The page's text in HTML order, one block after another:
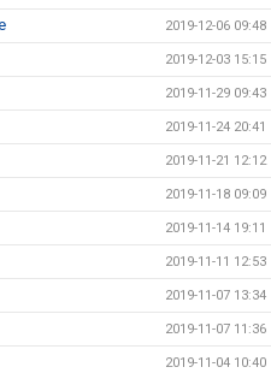
2019-12-06 09:48
2019-12-03 15:15
2019-11-29 09:43
2019-11-24 20:41
2019-11-21 12:12
2019-11-18 09:09
2019-11-14 19:11
2019-11-11 12:53
2019-11-07 13:34
2019-11-07 11:36
2019-11-04 10:40